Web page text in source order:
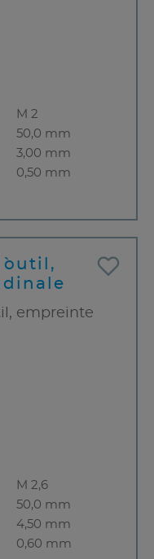
M 2
50,0 mm
3,00 mm
0,50 mm
M 2,6
50,0 mm
4,50 mm
0,60 mm